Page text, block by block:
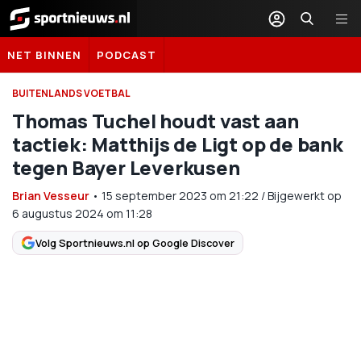
Sportnieuws.nl
NET BINNEN PODCAST
BUITENLANDS VOETBAL
Thomas Tuchel houdt vast aan
tactiek: Matthijs de Ligt op de bank
tegen Bayer Leverkusen
Brian Vesseur • 15 september 2023 om 21:22 /Bijgewerkt op
6 augustus 2024 om 11:28
Volg Sportnieuws.nl op Google Discover